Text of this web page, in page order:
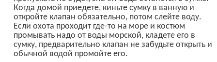
Когда домой приедете, киньте сумку в ванную и
откройте клапан обязательно, потом слейте воду.
Если охота проходит где-то на море и костюм
промывать надо от воды морской, кладете его в
сумку, предварительно клапан не забудьте открыть и
обычной водой промойте его.